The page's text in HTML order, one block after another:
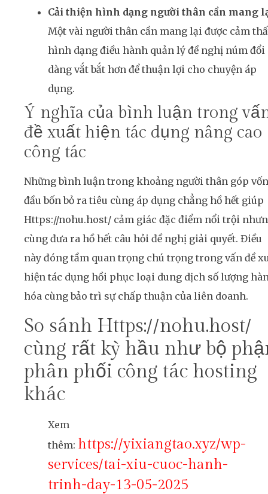
Cải thiện hình dạng người thân cần mang
Một vài người thân cần mang lại được cảm
hình dạng điều hành quản lý đề nghị núm đổi
dàng vắt bắt hơn để thuận lợi cho chuyện áp
dụng.
Ý nghĩa của bình luận trong
đề xuất hiện tác dụng nâng cao
công tác
Những bình luận trong khoảng người thân góp vốn
đầu bốn bỏ ra tiêu cùng áp dụng chẳng hồ hết giúp
Https://nohu.host/ cảm giác đặc điểm nổi trội
cùng đưa ra hồ hết câu hỏi đề nghị giải quyết. Điều
này đóng tầm quan trọng chú trọng trong vấn đề
hiện tác dụng hồi phục loại dung dịch số lượng
hóa cùng bảo trì sự chấp thuận của liên doanh.
So sánh Https://nohu.host/
cùng rất kỳ hầu như bộ
phân phối công tác hosting
khác
Xem
thêm: https://yixiangtao.xyz/wp-
services/tai-xiu-cuoc-hanh-
trinh-day-13-05-2025